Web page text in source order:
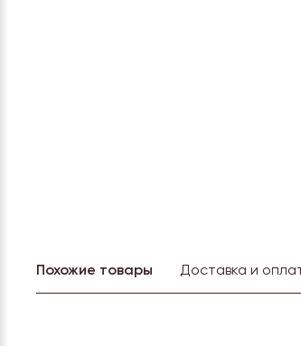
Похожие товары Доставка и